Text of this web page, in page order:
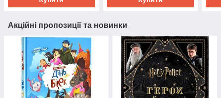
Акційні пропозиції та новинки